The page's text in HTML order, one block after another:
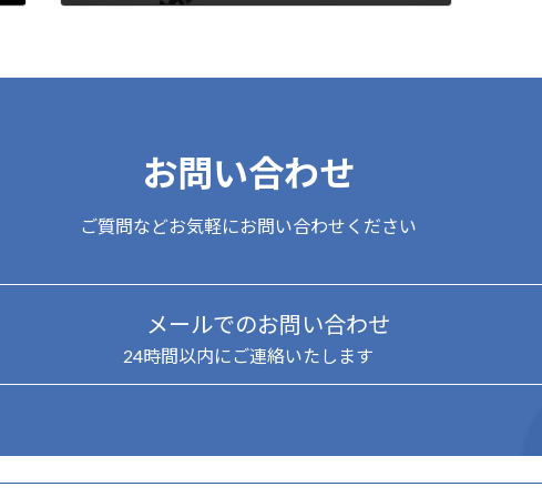
お問い合わせ
ご質問などお気軽にお問い合わせください
メールでのお問い合わせ
24時間以内にご連絡いたします